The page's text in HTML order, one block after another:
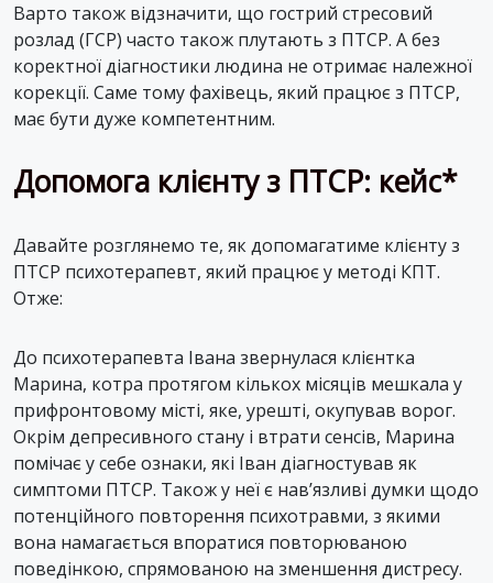
Варто також відзначити, що гострий стресовий
розлад (ГСР) часто також плутають з ПТСР. А без
коректної діагностики людина не отримає належної
корекції. Саме тому фахівець, який працює з ПТСР,
має бути дуже компетентним.
Допомога клієнту з ПТСР: кейс*
Давайте розглянемо те, як допомагатиме клієнту з
ПТСР психотерапевт, який працює у методі КПТ.
Отже:
До психотерапевта Івана звернулася клієнтка
Марина, котра протягом кількох місяців мешкала у
прифронтовому місті, яке, урешті, окупував ворог.
Окрім депресивного стану і втрати сенсів, Марина
помічає у себе ознаки, які Іван діагностував як
симптоми ПТСР. Також у неї є нав’язливі думки щодо
потенційного повторення психотравми, з якими
вона намагається впоратися повторюваною
поведінкою, спрямованою на зменшення дистресу.